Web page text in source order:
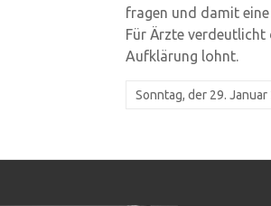
fragen und damit
Für Ärzte
Aufklärung lohnt.
Sonntag, der 29. Januar